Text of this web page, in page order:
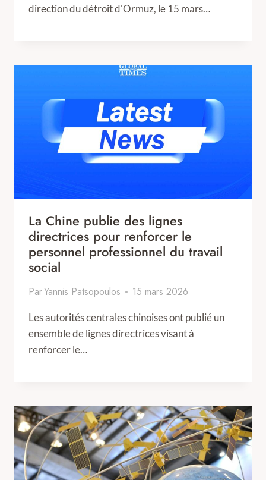
direction du détroit d'Ormuz, le 15 mars…
La Chine publie des lignes
directrices pour renforcer le
personnel professionnel du travail
social
ParYannis Patsopoulos 15 mars 2026
Les autorités centrales chinoises ont publié un
ensemble de lignes directrices visant à
renforcer le…